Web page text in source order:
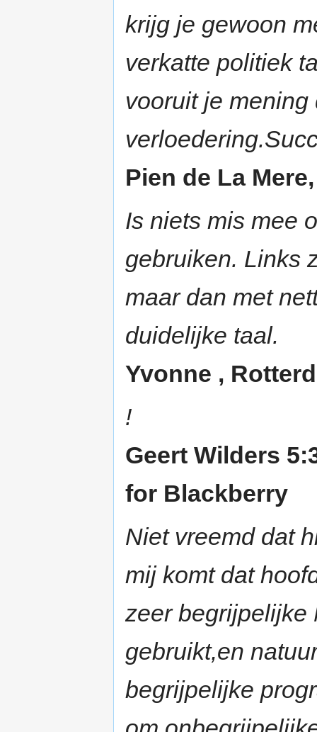
krijg je gewoon
verkatte politiek
vooruit je
Pien de La
Is niets mis mee
gebruiken. Links
maar dan met
duidelijke taal.
Yvonne ,
!
Geert Wilders
for Blackberry
Niet vreemd dat
mij komt dat
zeer begrijpelijke
gebruikt,en
begrijpelijke